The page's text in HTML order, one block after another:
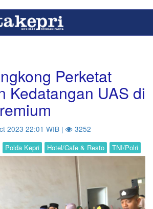
Perketat
Kedatangan UAS di
2023 22:01 WIB | 3252
Polda Kepri Hotel/Cafe & Resto TNI/Polri